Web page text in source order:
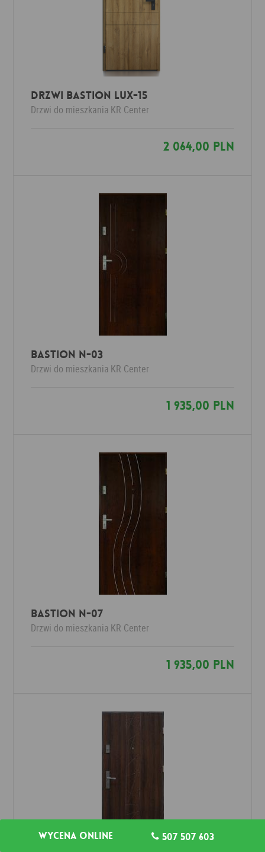
Wycena online 507 507 603
Drzwi Bastion LUX-15
Drzwi do mieszkania KR Center
2 064,00 PLN
Bastion N-03
Drzwi do mieszkania KR Center
1 935,00 PLN
Bastion N-07
Drzwi do mieszkania KR Center
1 935,00 PLN